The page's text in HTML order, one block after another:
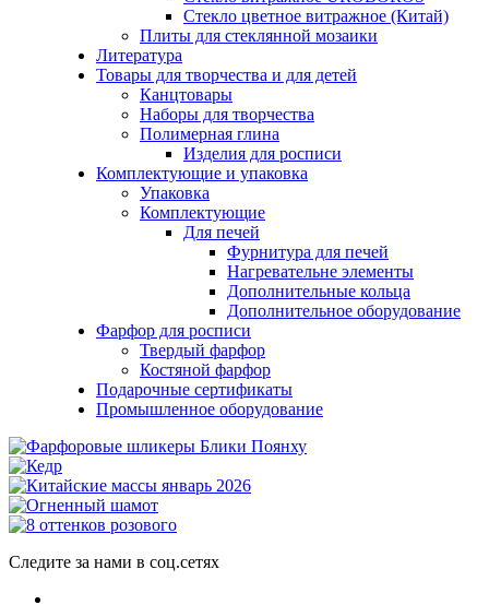
Стекло цветное витражное (Китай)
Плиты для стеклянной мозаики
Литература
Товары для творчества и для детей
Канцтовары
Наборы для творчества
Полимерная глина
Изделия для росписи
Комплектующие и упаковка
Упаковка
Комплектующие
Для печей
Фурнитура для печей
Нагревательне элементы
Дополнительные кольца
Дополнительное оборудование
Фарфор для росписи
Твердый фарфор
Костяной фарфор
Подарочные сертификаты
Промышленное оборудование
Следите за нами в соц.сетях